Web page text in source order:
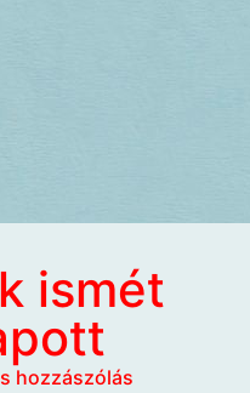
ismét
hozzászólás